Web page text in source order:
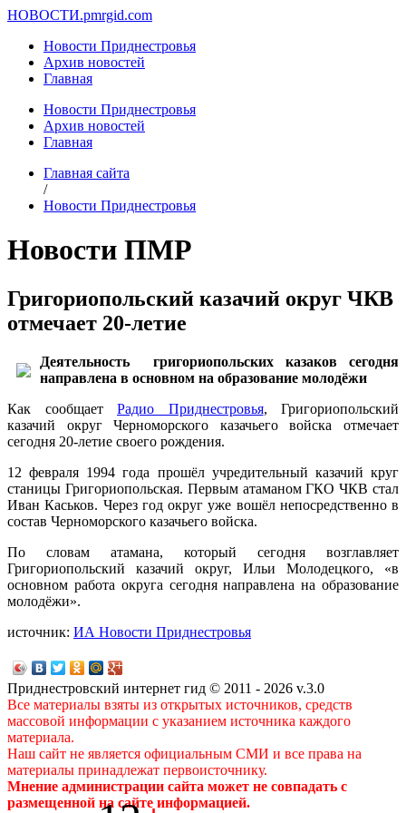
НОВОСТИ.pmrgid.com
Новости Приднестровья
Архив новостей
Главная
Новости Приднестровья
Архив новостей
Главная
Главная сайта
/
Новости Приднестровья
Новости ПМР
Григориопольский казачий округ ЧКВ
отмечает 20-летие
Деятельность григориопольских казаков сегодня
направлена в основном на образование молодёжи
Как сообщает Радио Приднестровья, Григориопольский
казачий округ Черноморского казачьего войска отмечает
сегодня 20-летие своего рождения.
12 февраля 1994 года прошёл учредительный казачий круг
станицы Григориопольская. Первым атаманом ГКО ЧКВ стал
Иван Каськов. Через год округ уже вошёл непосредственно в
состав Черноморского казачьего войска.
По словам атамана, который сегодня возглавляет
Григориопольский казачий округ, Ильи Молодецкого, «в
основном работа округа сегодня направлена на образование
молодёжи».
источник: ИА Новости Приднестровья
Приднестровский интернет гид © 2011 - 2026 v.3.0
Все материалы взяты из открытых источников, средств
массовой информации с указанием источника каждого
материала.
Наш сайт не является официальным СМИ и все права на
материалы принадлежат первоисточнику.
Мнение администрации сайта может не совпадать с
размещенной на сайте информацией.